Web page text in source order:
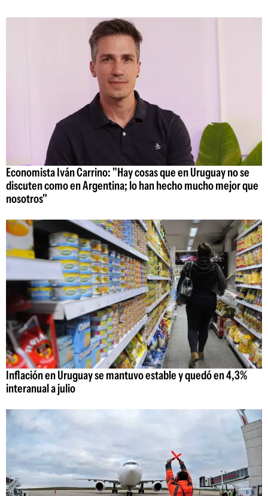
Economista Iván Carrino: "Hay cosas que en Uruguay no se
discuten como en Argentina; lo han hecho mucho mejor que
nosotros"
Inflación en Uruguay se mantuvo estable y quedó en 4,3%
interanual a julio